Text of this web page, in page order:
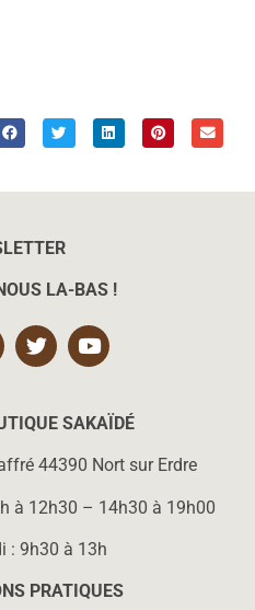
SAKAÏDÉ
44390 Nort sur Erdre
à 12h30 – 14h30 à 19h00
: 9h30 à 13h
PRATIQUES
LA-BAS !